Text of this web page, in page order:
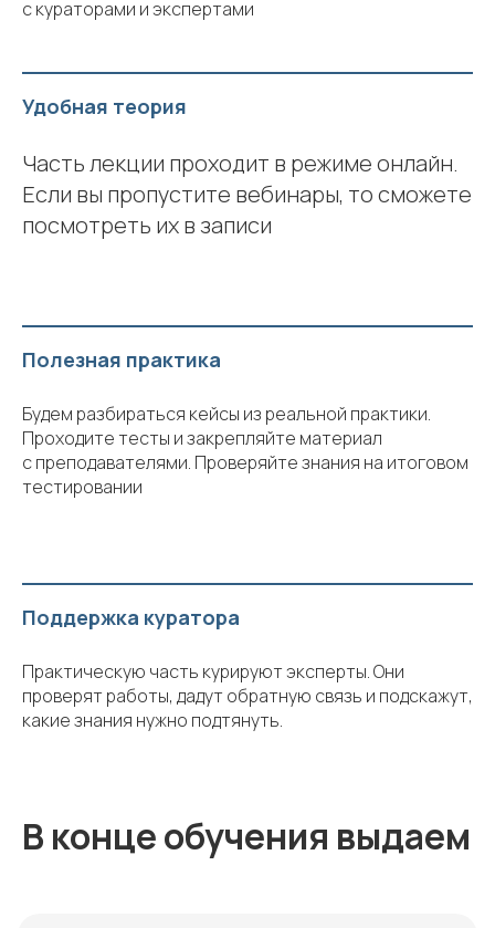
с кураторами и экспертами
Удобная теория
Часть лекции проходит в режиме онлайн.
Если вы пропустите вебинары, то сможете
посмотреть их в записи
Полезная практика
Будем разбираться кейсы из реальной практики.
Проходите тесты и закрепляйте материал
с преподавателями. Проверяйте знания на итоговом
тестировании
Поддержка куратора
Практическую часть курируют эксперты. Они
проверят работы, дадут обратную связь и подскажут,
какие знания нужно подтянуть.
В конце обучения выдаем